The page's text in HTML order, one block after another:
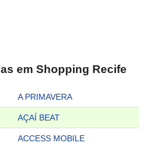
em Shopping Recife
A PRIMAVERA
AÇAÍ BEAT
ACCESS MOBILE